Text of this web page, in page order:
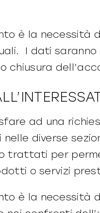
è la necessità
I dati
ad una
diverse
trattati per
o servizi
è la necessità